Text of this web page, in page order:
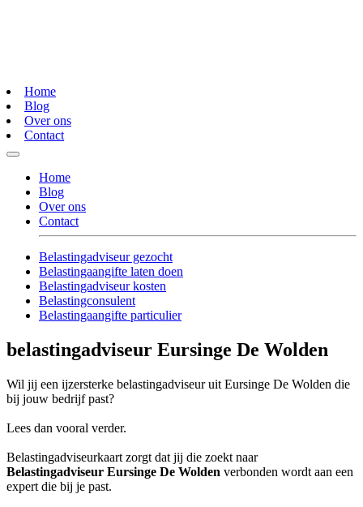
Home
Blog
Over ons
Contact
Home
Blog
Over ons
Contact
Belastingadviseur gezocht
Belastingaangifte laten doen
Belastingadviseur kosten
Belastingconsulent
Belastingaangifte particulier
belastingadviseur Eursinge De Wolden
Wil jij een ijzersterke belastingadviseur uit Eursinge De Wolden die
bij jouw bedrijf past?
Lees dan vooral verder.
Belastingadviseurkaart zorgt dat jij die zoekt naar
Belastingadviseur Eursinge De Wolden verbonden wordt aan een
expert die bij je past.